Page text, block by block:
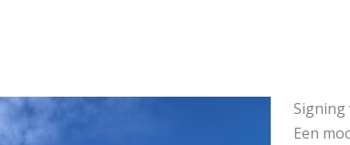
Signing
Een